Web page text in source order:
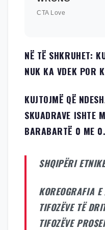
NË TË SHKRUHET:
NUK KA VDEK POR
KUJTOJMË QË
SKUADRAVE ISHTE
BARABARTË 0 ME
SHQIPËRI
KOREOGRAFIA
TIFOZËVE TË
TIFOZËVE